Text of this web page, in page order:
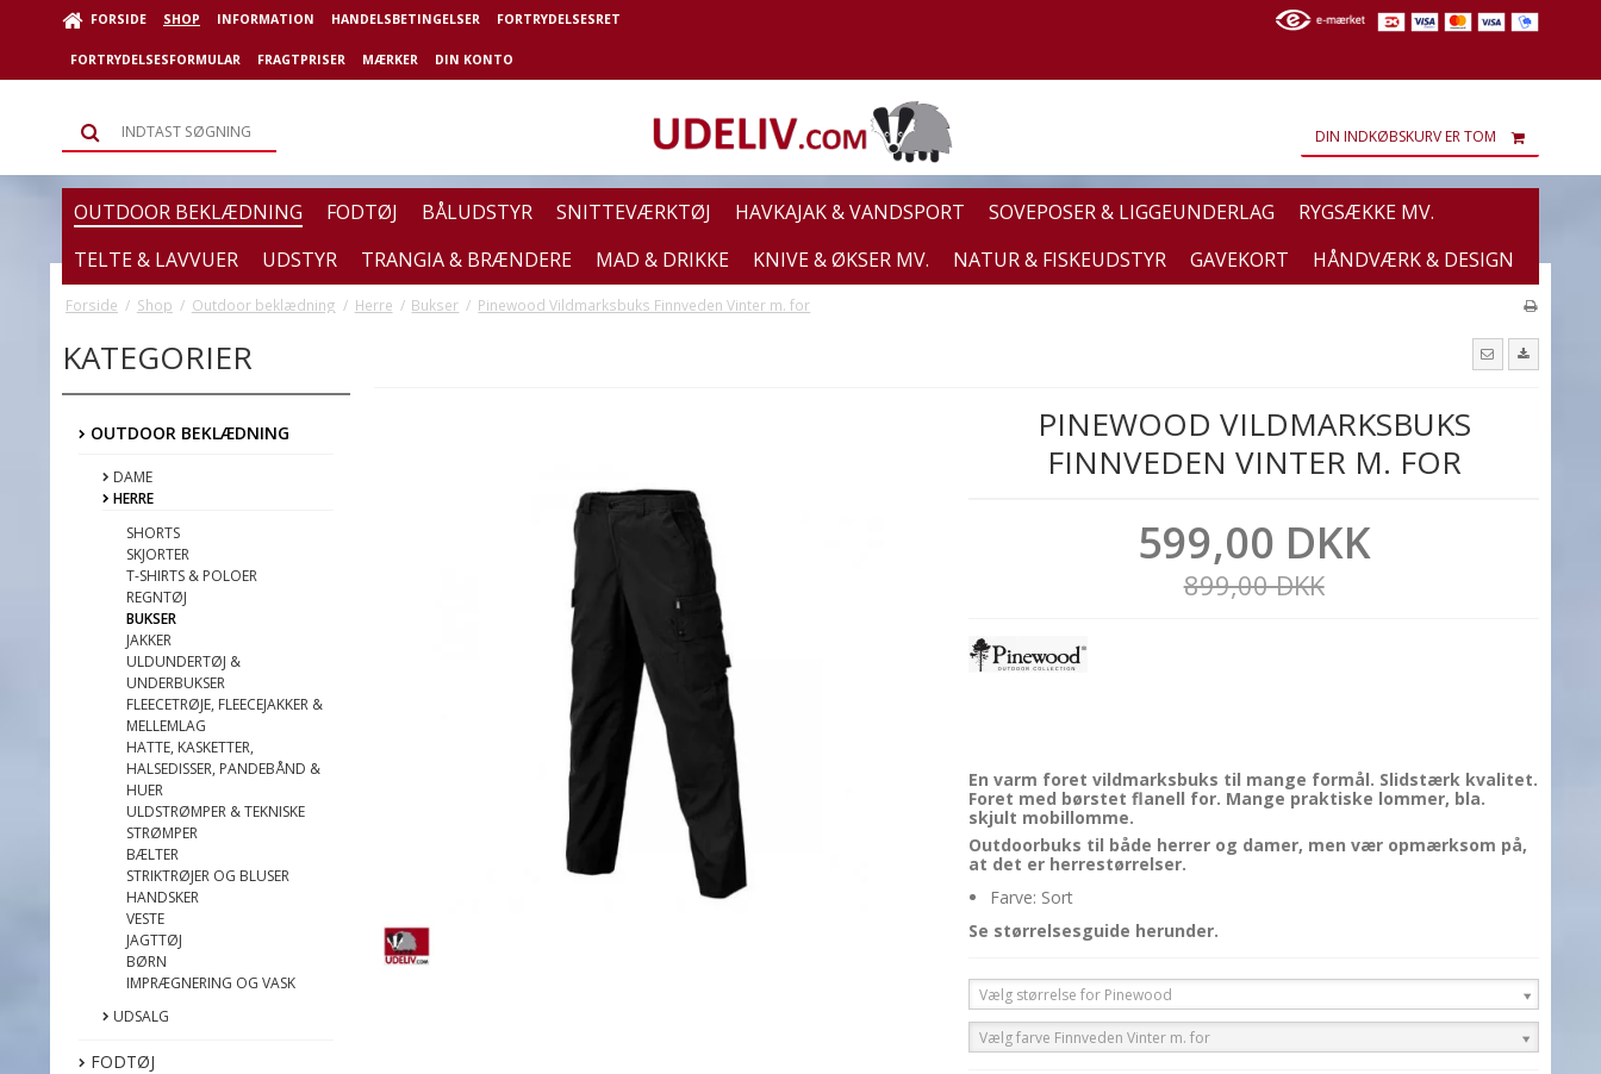
FORSIDE SHOP INFORMATION HANDELSBETINGELSER FORTRYDELSESRET
FORTRYDELSESFORMULAR FRAGTPRISER MÆRKER DIN KONTO
DIN INDKØBSKURV ER TOM
OUTDOOR BEKLÆDNING FODTØJ BÅLUDSTYR SNITTEVÆRKTØJ HAVKAJAK & VANDSPORT SOVEPOSER & LIGGEUNDERLAG
RYGSÆKKE MV.
TELTE & LAVVUER
UDSTYR TRANGIA & BRÆNDERE MAD & DRIKKE KNIVE & ØKSER MV. NATUR & FISKEUDSTYR GAVEKORT HÅNDVÆRK & DESIGN
Forside / Shop / Outdoor beklædning / Herre / Bukser / Pinewood Vildmarksbuks Finnveden Vinter m. for
KATEGORIER
OUTDOOR BEKLÆDNING
DAME
HERRE
SHORTS
SKJORTER
T-SHIRTS & POLOER
REGNTØJ
BUKSER
JAKKER
ULDUNDERTØJ &
UNDERBUKSER
FLEECETRØJE, FLEECEJAKKER &
MELLEMLAG
HATTE, KASKETTER,
HALSEDISSER, PANDEBÅND &
HUER
ULDSTRØMPER & TEKNISKE
STRØMPER
BÆLTER
STRIKTRØJER OG BLUSER
HANDSKER
VESTE
JAGTTØJ
BØRN
IMPRÆGNERING OG VASK
UDSALG
FODTØJ
PINEWOOD VILDMARKSBUKS
FINNVEDEN VINTER M. FOR
599,00 DKK
899,00 DKK
En varm foret vildmarksbuks til mange formål. Slidstærk kvalitet.
Foret med børstet flanell for. Mange praktiske lommer, bla.
skjult mobillomme.
Outdoorbuks til både herrer og damer, men vær opmærksom på,
at det er herrestørrelser.
Farve: Sort
Se størrelsesguide herunder.
Vælg størrelse for Pinewood
Vælg farve Finnveden Vinter m. for